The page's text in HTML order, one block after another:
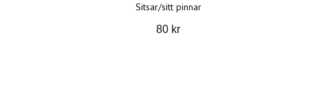
Sitsar/sitt pinnar
80 kr